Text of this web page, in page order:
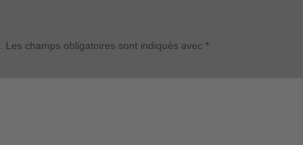
Les champs obligatoires sont indiqués avec *